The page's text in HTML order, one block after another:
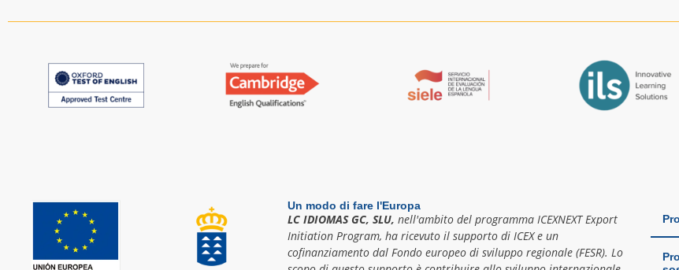
Un modo di fare l'Europa
LC IDIOMAS GC, SLU, nell'ambito del programma ICEXNEXT Export
Initiation Program, ha ricevuto il supporto di ICEX e un
cofinanziamento dal Fondo europeo di sviluppo regionale (FESR). Lo